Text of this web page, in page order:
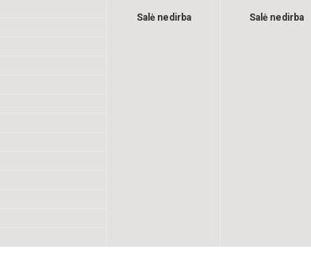
Salė nedirba Salė nedirba